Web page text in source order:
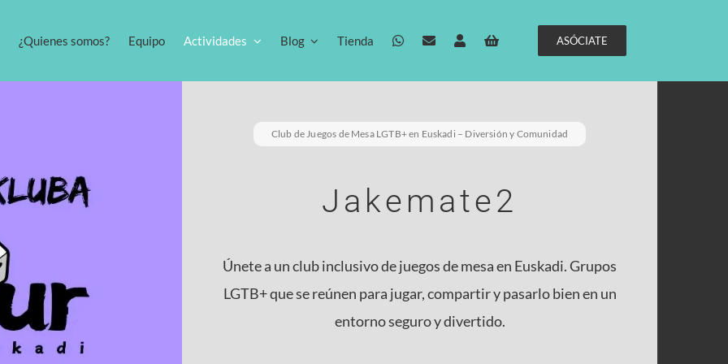
¿Quienes somos? Equipo Actividades Blog
Del 17 al 19 de abril disfrutamos de una
Casa Rural mágica con una boda en [...]
01 mayo 2026
para Todes».
No podíamos pedir más, la lluvia aguantó,
Tienda ASÓCIATE
Club de Juegos de Mesa LGTB+ en Euskadi – Diversión y Comunidad
Jakemate2
Únete a un club inclusivo de juegos de mesa en Euskadi. Grupos
LGTB+ que se reúnen para jugar, compartir y pasarlo bien en un
entorno seguro y divertido.